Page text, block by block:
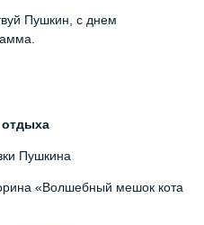
Пушкин, с днем
отдыха
Пушкина
«Волшебный мешок кота